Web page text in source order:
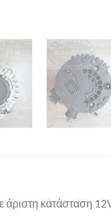
άριστη κατάσταση